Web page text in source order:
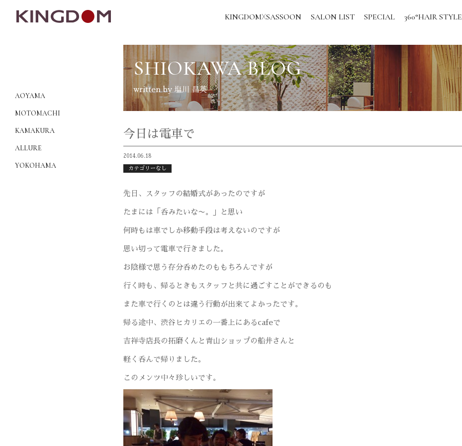
KINGDOMXSASSOON SALON LIST SPECIAL 360°HAIR STYLE
AOYAMA
MOTOMACHI
KAMAKURA
ALLURE
YOKOHAMA
SHIOKAWA BLOG
written by 塩川 昌英
今日は電車で
2014.06.18
カテゴリーなし
先日、スタッフの結婚式があったのですが
たまには「呑みたいな〜。」と思い
何時もは車でしか移動手段は考えないのですが
思い切って電車で行きました。
お陰様で思う存分呑めたのももちろんですが
行く時も、帰るときもスタッフと共に過ごすことができるのも
また車で行くのとは違う行動が出来てよかったです。
帰る途中、渋谷ヒカリエの一番上にあるcafeで
吉祥寺店長の拓磨くんと青山ショップの船井さんと
軽く呑んで帰りました。
このメンツ中々珍しいです。